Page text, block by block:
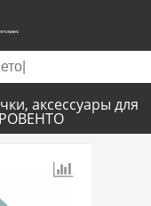
аксессуары для